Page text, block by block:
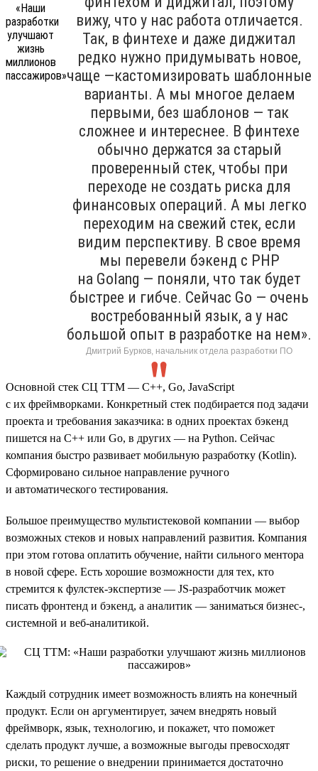
вижу, что у нас работа отличается.
Так, в финтехе и даже диджитал
редко нужно придумывать новое,
чаще —кастомизировать шаблонные
варианты. А мы многое делаем
первыми, без шаблонов — так
сложнее и интереснее. В финтехе
обычно держатся за старый
проверенный стек, чтобы при
переходе не создать риска для
финансовых операций. А мы легко
переходим на свежий стек, если
видим перспективу. В свое время
мы перевели бэкенд с PHP
на Golang — поняли, что так будет
быстрее и гибче. Сейчас Go — очень
востребованный язык, а у нас
большой опыт в разработке на нем».
Дмитрий Бурков, начальник отдела разработки ПО
Основной стек СЦ ТТМ — C++, Go, JavaScript
с их фреймворками. Конкретный стек подбирается под задачи
проекта и требования заказчика: в одних проектах бэкенд
пишется на C++ или Go, в других — на Python. Сейчас
компания быстро развивает мобильную разработку (Kotlin).
Сформировано сильное направление ручного
и автоматического тестирования.
Большое преимущество мультистековой компании — выбор
возможных стеков и новых направлений развития. Компания
при этом готова оплатить обучение, найти сильного ментора
в новой сфере. Есть хорошие возможности для тех, кто
стремится к фулстек-экспертизе — JS-разработчик может
писать фронтенд и бэкенд, а аналитик — заниматься бизнес-,
системной и веб-аналитикой.
Каждый сотрудник имеет возможность влиять на конечный
продукт. Если он аргументирует, зачем внедрять новый
фреймворк, язык, технологию, и покажет, что поможет
сделать продукт лучше, а возможные выгоды превосходят
риски, то решение о внедрении принимается достаточно